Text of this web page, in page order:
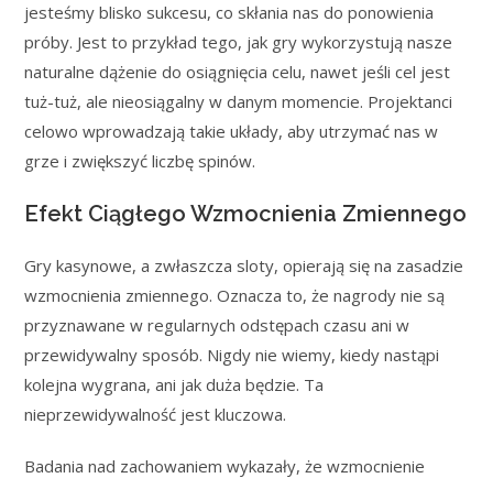
jesteśmy blisko sukcesu, co skłania nas do ponowienia
próby. Jest to przykład tego, jak gry wykorzystują nasze
naturalne dążenie do osiągnięcia celu, nawet jeśli cel jest
tuż-tuż, ale nieosiągalny w danym momencie. Projektanci
celowo wprowadzają takie układy, aby utrzymać nas w
grze i zwiększyć liczbę spinów.
Efekt Ciągłego Wzmocnienia Zmiennego
Gry kasynowe, a zwłaszcza sloty, opierają się na zasadzie
wzmocnienia zmiennego. Oznacza to, że nagrody nie są
przyznawane w regularnych odstępach czasu ani w
przewidywalny sposób. Nigdy nie wiemy, kiedy nastąpi
kolejna wygrana, ani jak duża będzie. Ta
nieprzewidywalność jest kluczowa.
Badania nad zachowaniem wykazały, że wzmocnienie